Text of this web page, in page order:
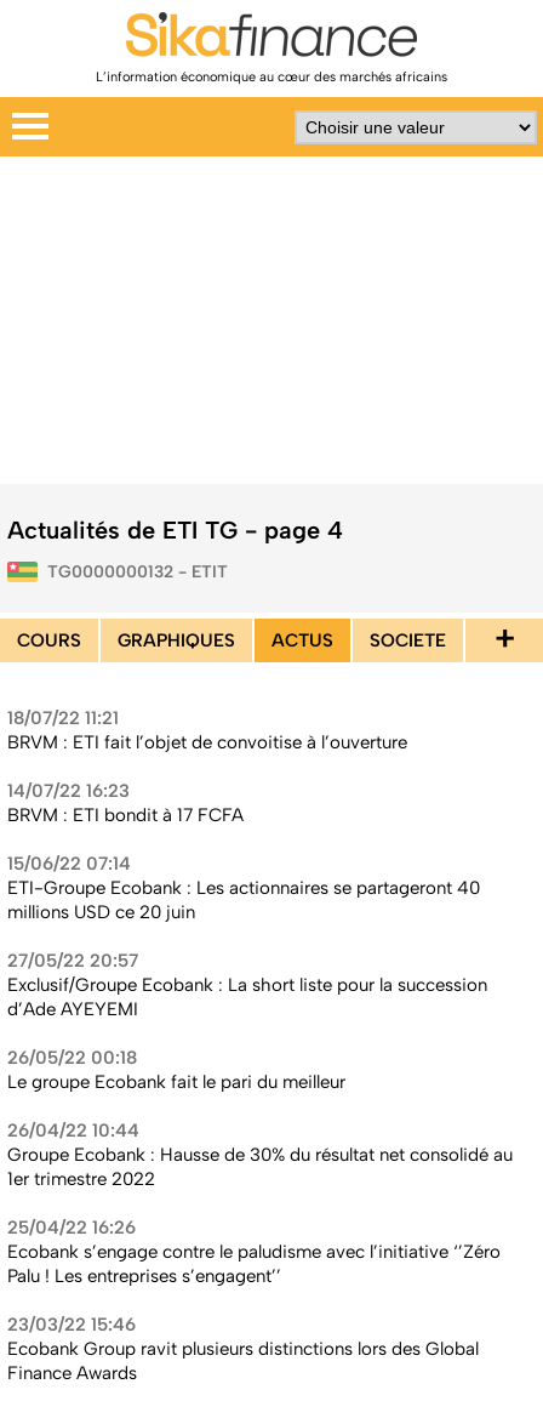
L’information économique au cœur des marchés africains
Actualités de ETI TG - page 4
TG0000000132 - ETIT
COURS GRAPHIQUES ACTUS SOCIETE +
18/07/22 11:21
BRVM : ETI fait l’objet de convoitise à l’ouverture
14/07/22 16:23
BRVM : ETI bondit à 17 FCFA
15/06/22 07:14
ETI-Groupe Ecobank : Les actionnaires se partageront 40
millions USD ce 20 juin
27/05/22 20:57
Exclusif/Groupe Ecobank : La short liste pour la succession
d’Ade AYEYEMI
26/05/22 00:18
Le groupe Ecobank fait le pari du meilleur
26/04/22 10:44
Groupe Ecobank : Hausse de 30% du résultat net consolidé au
1er trimestre 2022
25/04/22 16:26
Ecobank s’engage contre le paludisme avec l’initiative ‘’Zéro
Palu ! Les entreprises s’engagent’’
23/03/22 15:46
Ecobank Group ravit plusieurs distinctions lors des Global
Finance Awards